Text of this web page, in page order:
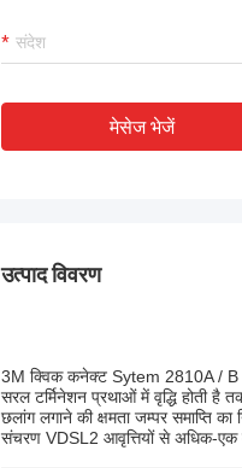
मेसेज भेजें
उत्पाद विवरण
3M क्विक कनेक्ट Sytem 2810A / B
सरल टर्मिनेशन प्रथाओं में वृद्धि होती
छलांग लगाने की क्षमता जम्पर समाप्ति
संचरण VDSL2 आवृत्तियों से अधिक-एक